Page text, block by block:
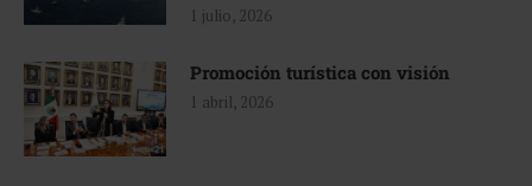
1 julio, 2026
Promoción turística con visión
1 abril, 2026